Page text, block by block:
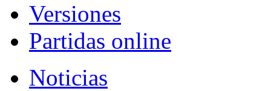
Versiones
Partidas online
Noticias